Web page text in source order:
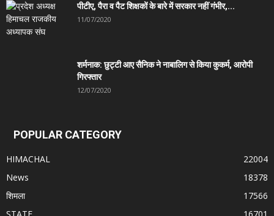
पीटीए, पैरा व पैट शिक्षकों के बारे में सरकार नहीं गंभीर,...
11/07/2020
शर्मनाक: छुट्टी आए सैनिक ने नाबालिग से किया कुकर्म, आरोपी
गिरफ्तार
12/07/2020
POPULAR CATEGORY
HIMACHAL
22004
News
18378
शिमला
17566
STATE
16701